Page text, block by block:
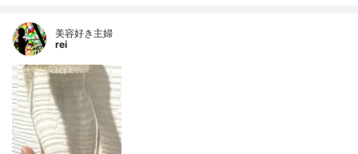
美容好き主婦
rei